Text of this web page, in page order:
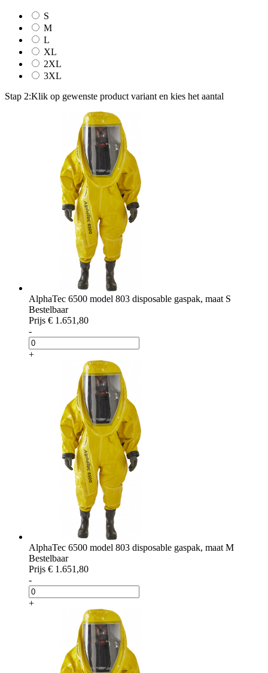
S
M
L
XL
2XL
3XL
Stap 2:Klik op gewenste product variant en kies het aantal
AlphaTec 6500 model 803 disposable gaspak, maat S
Bestelbaar
Prijs € 1.651,80
-
+
AlphaTec 6500 model 803 disposable gaspak, maat M
Bestelbaar
Prijs € 1.651,80
-
+